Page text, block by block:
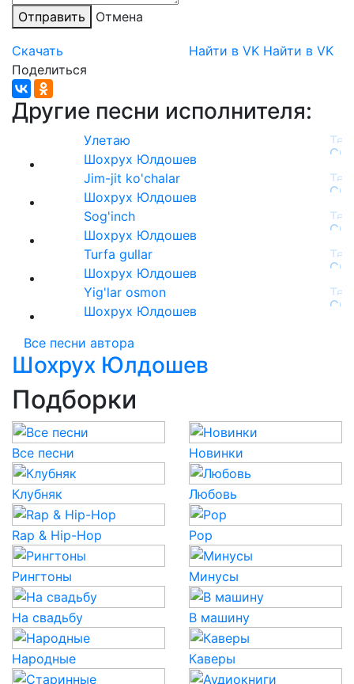
Отправить Отмена
Скачать Найти в VK Найти в VK
Поделиться
Другие песни исполнителя:
Улетаю
Шохрух Юлдошев
Jim-jit ko'chalar
Шохрух Юлдошев
Sog'inch
Шохрух Юлдошев
Turfa gullar
Шохрух Юлдошев
Yig'lar osmon
Шохрух Юлдошев
Все песни автора
Шохрух Юлдошев
Подборки
Все песни Новинки
Клубняк Любовь
Rap & Hip-Hop Pop
Рингтоны Минусы
На свадьбу В машину
Народные Каверы